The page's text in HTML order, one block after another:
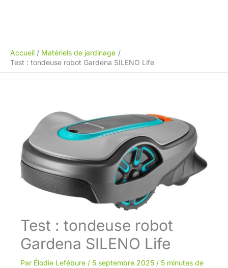
Accueil
Matériels de jardinage
Test : tondeuse robot Gardena SILENO Life
Test : tondeuse robot
Gardena SILENO Life
Par Élodie Lefébure / 5 septembre 2025 / 5 minutes de